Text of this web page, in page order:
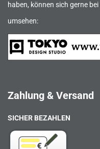
haben, können sich gerne
umsehen:
Zahlung & Versand
SICHER BEZAHLEN